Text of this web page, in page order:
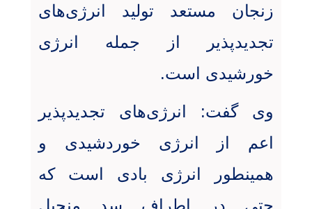
زنجان مستعد تولید انرژی‌های
تجدیدپذیر از جمله انرژی
خورشیدی است.
وی گفت: انرژی‌های تجدیدپذیر
اعم از انرژی خوردشیدی و
همینطور انرژی بادی است که
حتی در اطراف سد منجیل